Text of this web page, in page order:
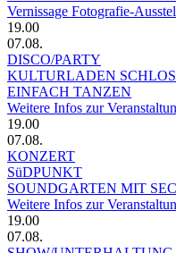
Vernissage Fotografie-
19.00
07.08.
DISCO/PARTY
KULTURLADEN
EINFACH TANZEN
Weitere Infos zur
19.00
07.08.
KONZERT
SüDPUNKT
SOUNDGARTEN MIT
Weitere Infos zur
19.00
07.08.